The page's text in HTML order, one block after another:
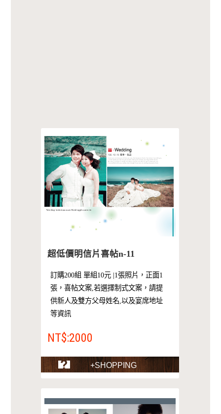
超低價明信片喜帖n-11
訂購200組 單組10元 |1張照片，正面1
張，喜帖文案,若選擇制式文案，請提
供新人及雙方父母姓名,以及宴席地址
等資訊
NT$:2000
+SHOPPING